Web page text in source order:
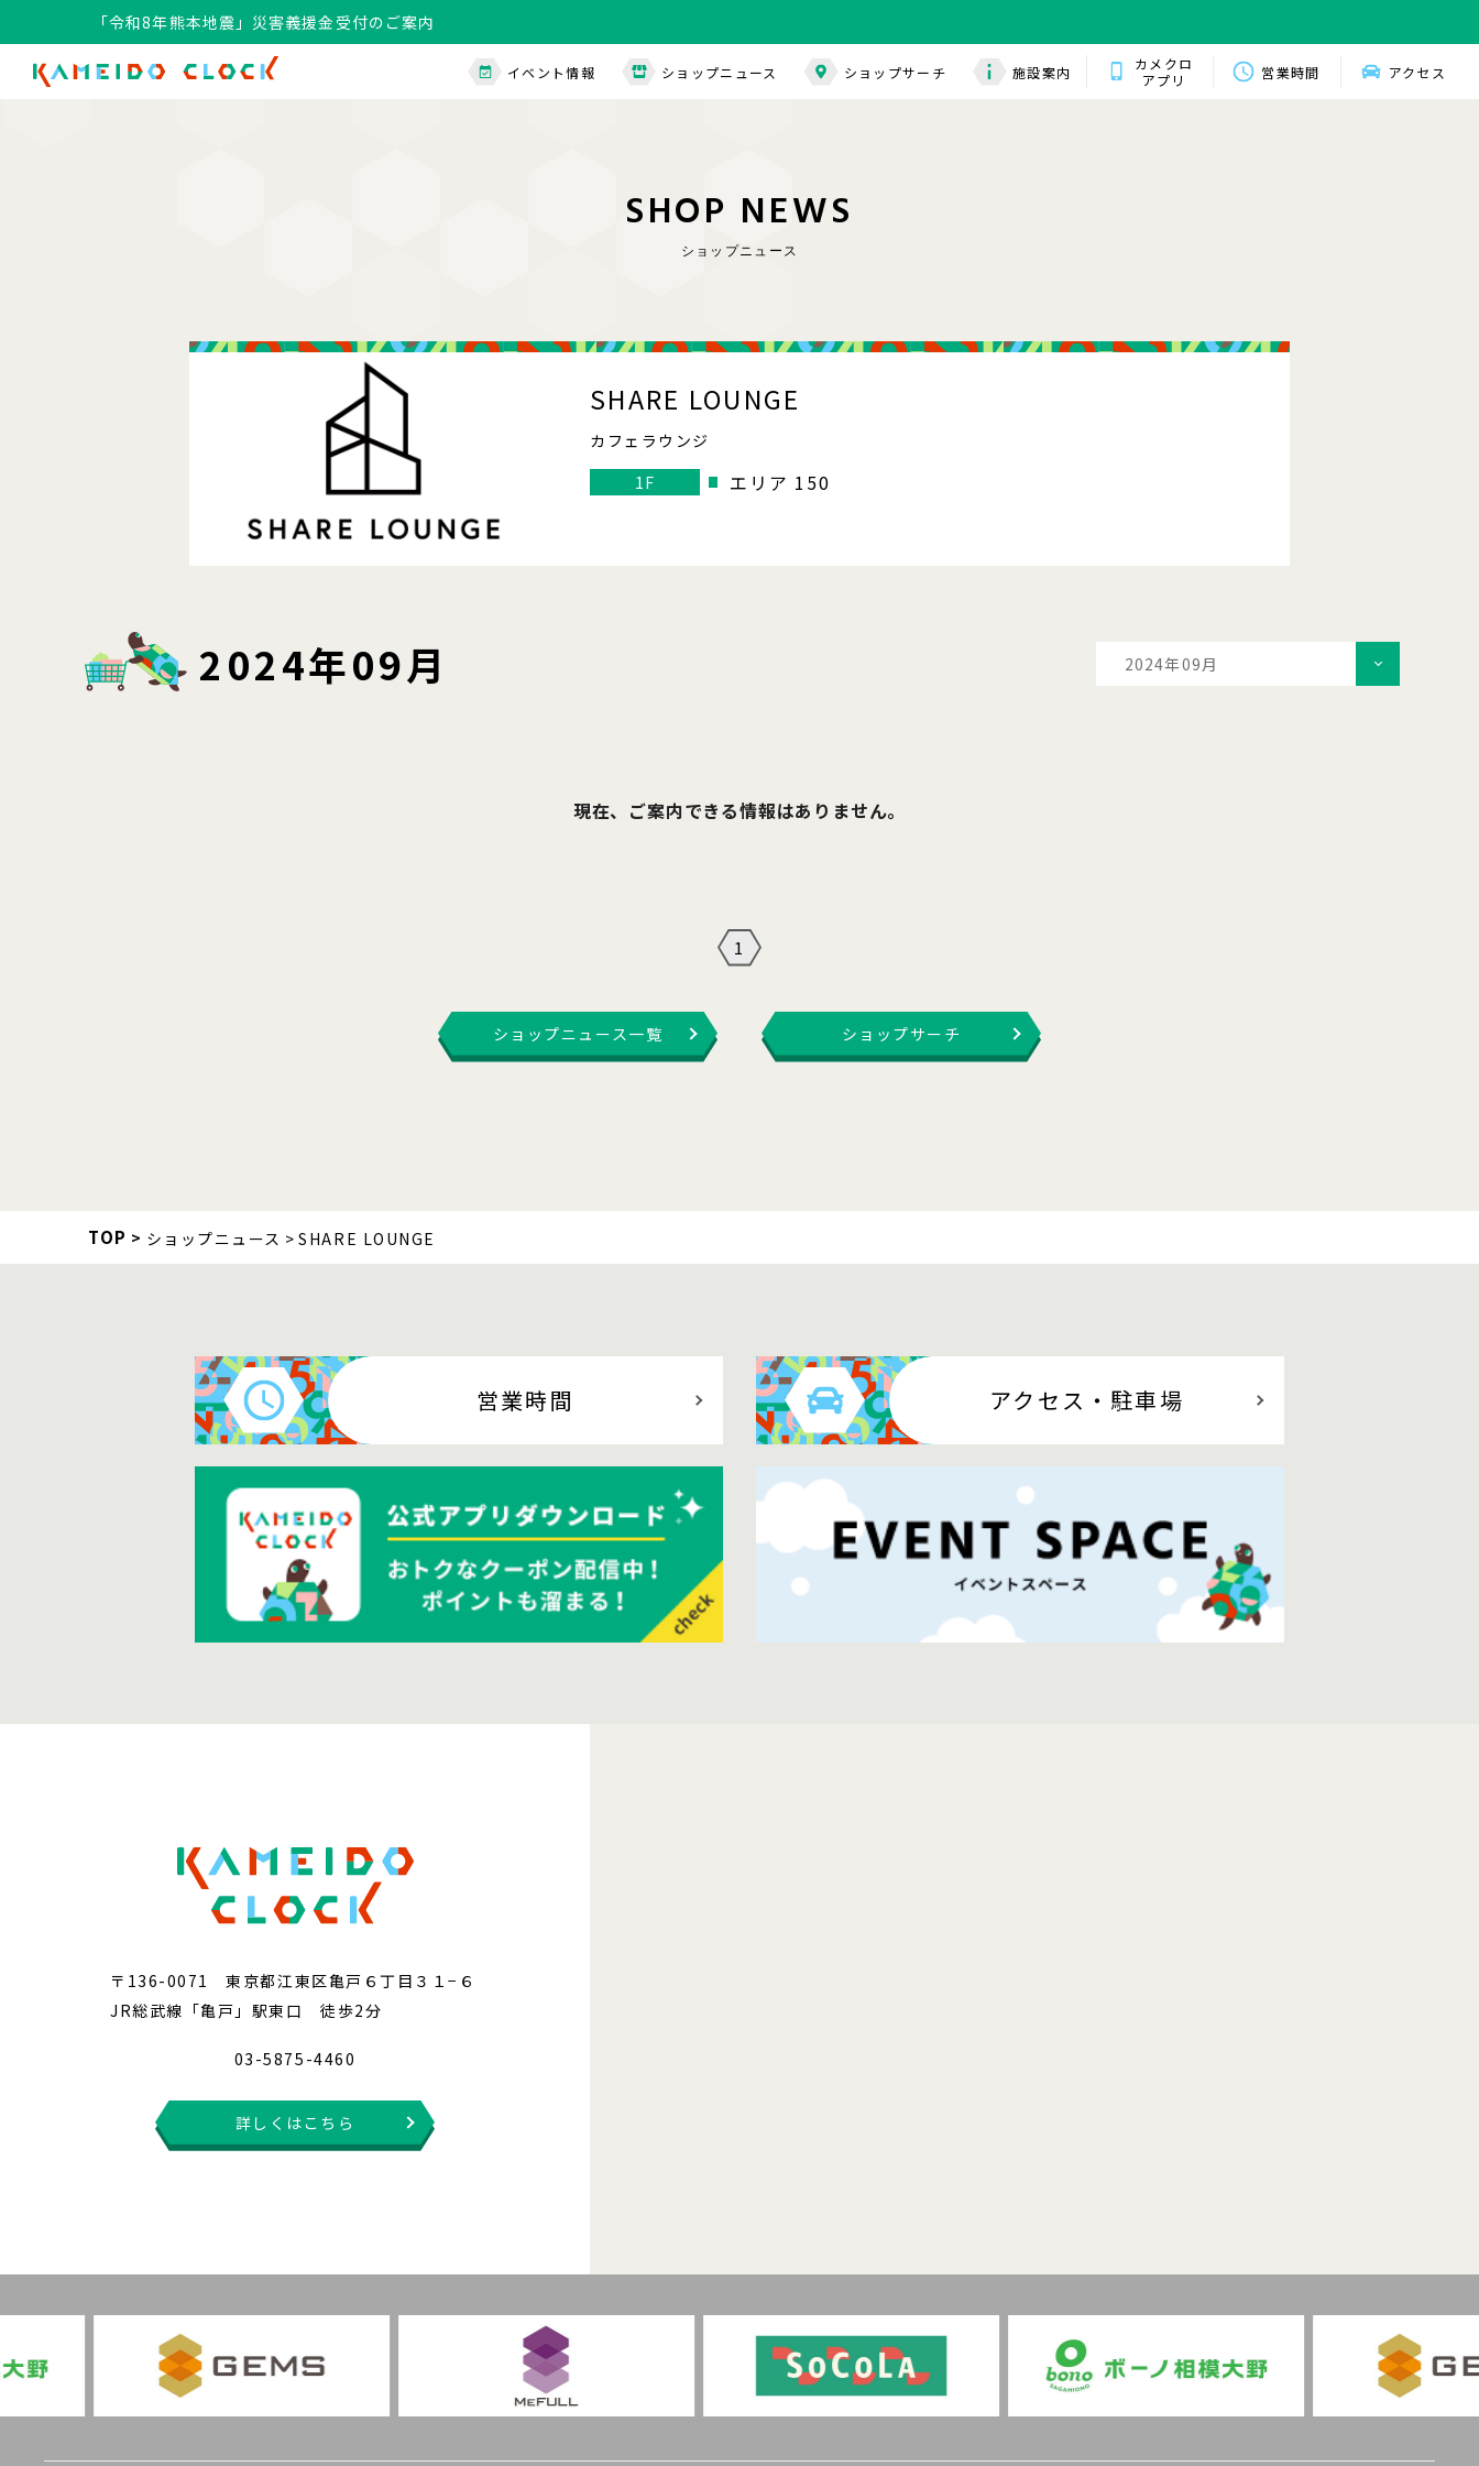
「令和8年熊本地震」災害義援金受付のご案内
「令和8年熊本地震」災害義援金受付のご案内 イベント情報 ショップニュース ショップサーチ 施設案内
カメクロ
アプリ
営業時間 アクセス
SHOP NEWS
ショップニュース
SHARE LOUNGE
カフェラウンジ
1F
エリア 150
2024年09月
2024年09月
現在、ご案内できる情報はありません。
1
ショップニュース一覧 ショップサーチ
TOP ショップニュース SHARE LOUNGE
営業時間 アクセス ・駐車場
〒136-0071 東京都江東区亀戸６丁目３１−６
JR総武線「亀戸」駅東口 徒歩2分
03-5875-4460
詳しくはこちら